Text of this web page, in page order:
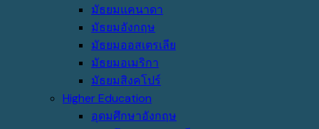
มัธยมแคนาดา
มัธยมอังกฤษ
มัธยมออสเตรเลีย
มัธยมอเมริกา
มัธยมสิงคโปร์
Higher Education
อุดมศึกษาอังกฤษ